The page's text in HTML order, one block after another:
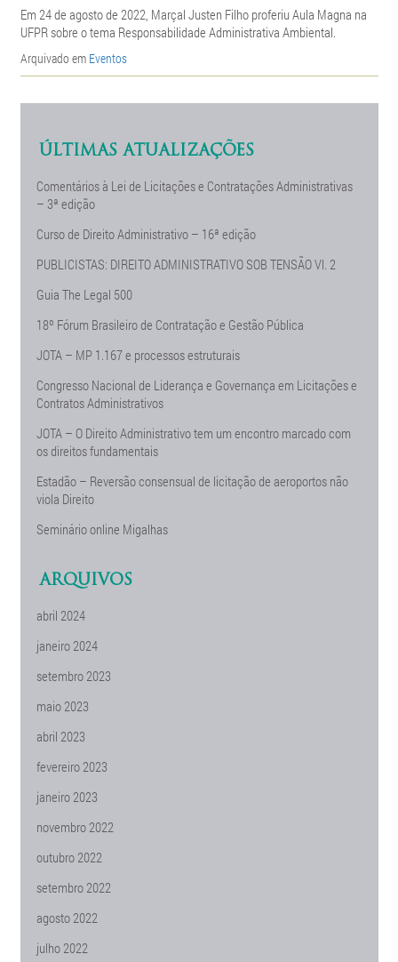
Em 24 de agosto de 2022, Marçal Justen Filho proferiu Aula Magna na
UFPR sobre o tema Responsabilidade Administrativa Ambiental.
Arquivado em Eventos
ÚLTIMAS ATUALIZAÇÕES
Comentários à Lei de Licitações e Contratações Administrativas
– 3ª edição
Curso de Direito Administrativo – 16ª edição
PUBLICISTAS: DIREITO ADMINISTRATIVO SOB TENSÃO Vl. 2
Guia The Legal 500
18º Fórum Brasileiro de Contratação e Gestão Pública
JOTA – MP 1.167 e processos estruturais
Congresso Nacional de Liderança e Governança em Licitações e
Contratos Administrativos
JOTA – O Direito Administrativo tem um encontro marcado com
os direitos fundamentais
Estadão – Reversão consensual de licitação de aeroportos não
viola Direito
Seminário online Migalhas
ARQUIVOS
abril 2024
janeiro 2024
setembro 2023
maio 2023
abril 2023
fevereiro 2023
janeiro 2023
novembro 2022
outubro 2022
setembro 2022
agosto 2022
julho 2022